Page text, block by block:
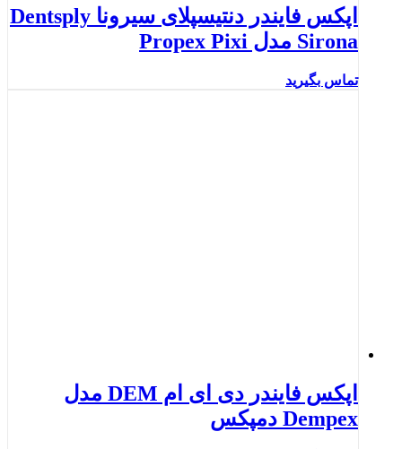
اپکس فایندر دنتیسپلای سیرونا Dentsply
Sirona مدل Propex Pixi
تماس بگیرید
اپکس فایندر دی ای ام DEM مدل
Dempex دمپکس